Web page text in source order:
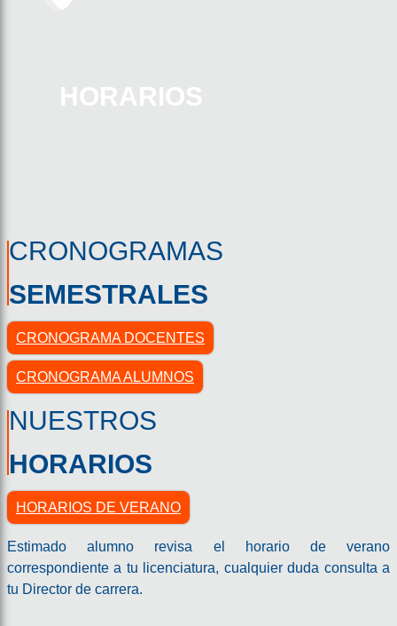
HORARIOS
CRONOGRAMAS
SEMESTRALES
CRONOGRAMA DOCENTES
CRONOGRAMA ALUMNOS
NUESTROS
HORARIOS
HORARIOS DE VERANO
Estimado alumno revisa el horario de verano
correspondiente a tu licenciatura, cualquier duda consulta a
tu Director de carrera.